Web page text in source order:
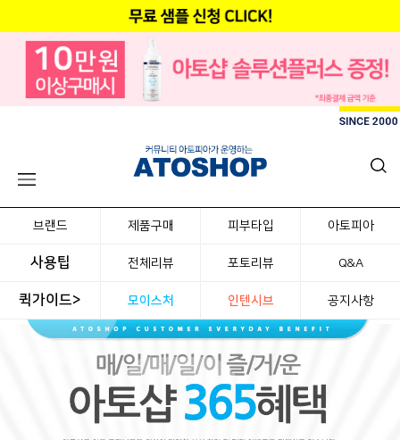
브랜드 제품구매 피부타입 아토피아
사용팁 전체리뷰 포토리뷰 Q&A
퀵가이드> 모이스처 인텐시브 공지사항